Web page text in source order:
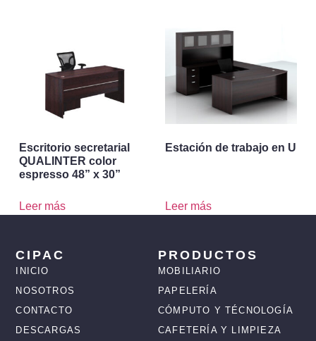
Escritorio secretarial
QUALINTER color
espresso 48” x 30”
Leer más
Estación de trabajo en U
Leer más
CIPAC
INICIO
NOSOTROS
CONTACTO
DESCARGAS
PRODUCTOS
MOBILIARIO
PAPELERÍA
CÓMPUTO Y TÉCNOLOGÍA
CAFETERÍA Y LIMPIEZA